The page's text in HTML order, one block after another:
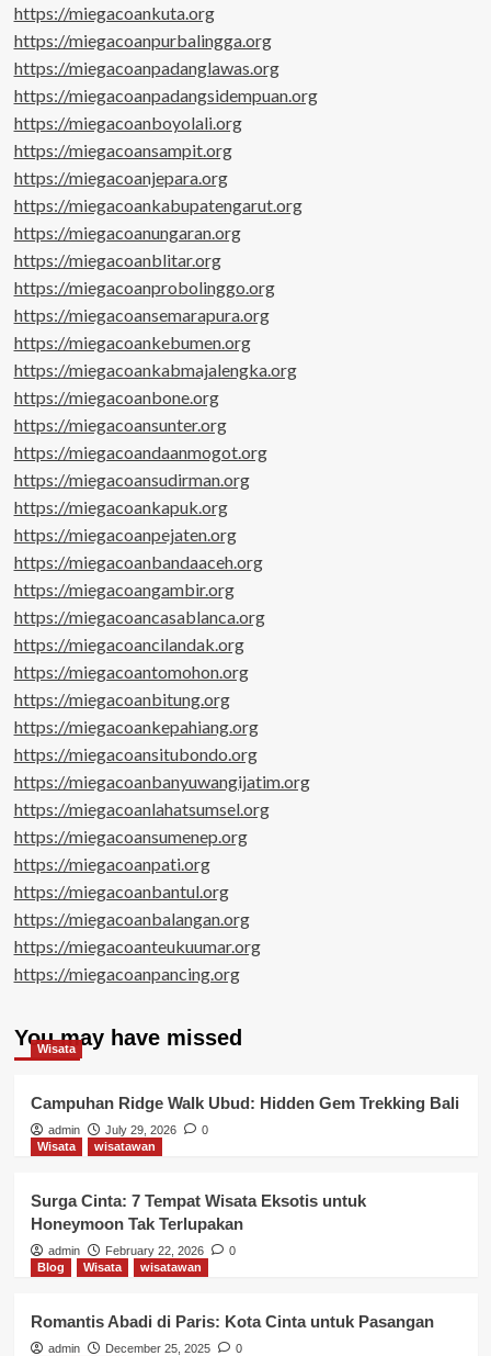
https://miegacoankuta.org
https://miegacoanpurbalingga.org
https://miegacoanpadanglawas.org
https://miegacoanpadangsidempuan.org
https://miegacoanboyolali.org
https://miegacoansampit.org
https://miegacoanjepara.org
https://miegacoankabupatengarut.org
https://miegacoanungaran.org
https://miegacoanblitar.org
https://miegacoanprobolinggo.org
https://miegacoansemarapura.org
https://miegacoankebumen.org
https://miegacoankabmajalengka.org
https://miegacoanbone.org
https://miegacoansunter.org
https://miegacoandaanmogot.org
https://miegacoansudirman.org
https://miegacoankapuk.org
https://miegacoanpejaten.org
https://miegacoanbandaaceh.org
https://miegacoangambir.org
https://miegacoancasablanca.org
https://miegacoancilandak.org
https://miegacoantomohon.org
https://miegacoanbitung.org
https://miegacoankepahiang.org
https://miegacoansitubondo.org
https://miegacoanbanyuwangijatim.org
https://miegacoanlahatsumsel.org
https://miegacoansumenep.org
https://miegacoanpati.org
https://miegacoanbantul.org
https://miegacoanbalangan.org
https://miegacoanteukuumar.org
https://miegacoanpancing.org
You may have missed
Wisata
Campuhan Ridge Walk Ubud: Hidden Gem Trekking Bali
admin July 29, 2026
0
Wisata
wisatawan
Surga Cinta: 7 Tempat Wisata Eksotis untuk
Honeymoon Tak Terlupakan
admin February 22, 2026
0
Blog
Wisata wisatawan
Romantis Abadi di Paris: Kota Cinta untuk Pasangan
admin December 25, 2025
0